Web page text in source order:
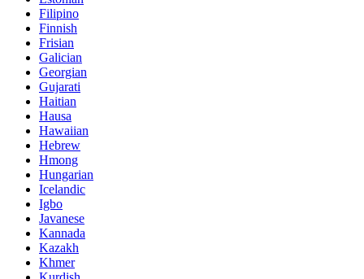
Filipino
Finnish
Frisian
Galician
Georgian
Gujarati
Haitian
Hausa
Hawaiian
Hebrew
Hmong
Hungarian
Icelandic
Igbo
Javanese
Kannada
Kazakh
Khmer